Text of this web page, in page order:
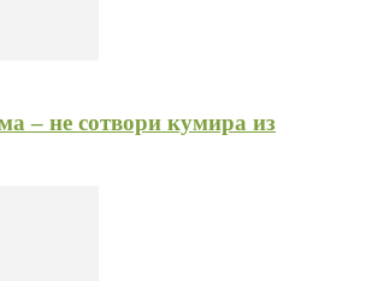
– не сотвори кумира из